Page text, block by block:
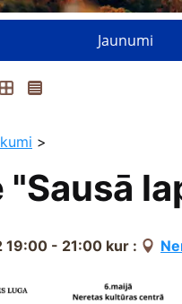
Jaunumi
>
"Sausā
19:00 - 21:00 kur :